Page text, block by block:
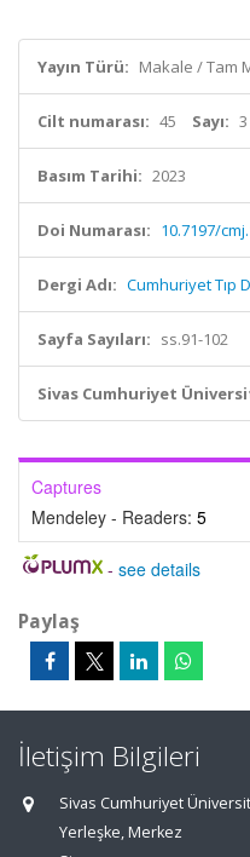
Yayın Türü: Makale / Tam
Cilt numarası: 45 Sayı: 3
Basım Tarihi: 2023
Doi Numarası: 10.7197/
Dergi Adı: Cumhuriyet Tıp
Sayfa Sayıları: ss.91-102
Sivas Cumhuriyet
Captures
Mendeley - Readers: 5
- see details
Paylaş
İletişim Bilgileri
Sivas Cumhuriyet
Yerleşke, Merkez